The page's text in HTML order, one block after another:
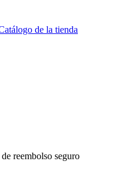
de la tienda
reembolso seguro